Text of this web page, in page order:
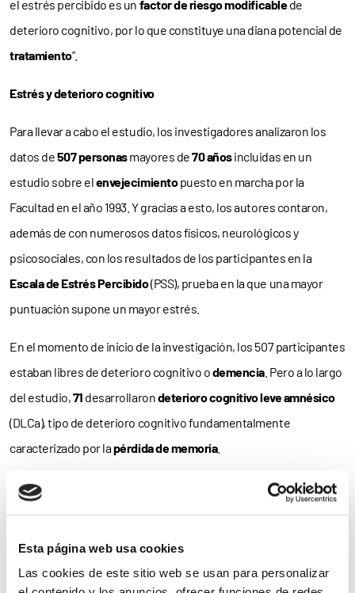
Esta página web usa cookies
Las cookies de este sitio web se usan para personalizar
el estrés percibido es un factor de riesgomodificablede
deterioro cognitivo, por lo que constituye una diana potencial de
tratamiento”.
Estrés y deterioro cognitivo
Para llevar a cabo el estudio, los investigadores analizaron los
datos de507 personasmayores de70 añosincluidas en un
estudio sobre elenvejecimientopuesto en marcha por la
Facultad en el año 1993. Y gracias a esto, los autores contaron,
además de con numerosos datos físicos, neurológicos y
psicosociales, con los resultados de los participantes en la
Escala de Estrés Percibido(PSS), prueba en la que una mayor
puntuación supone un mayor estrés.
En el momento de inicio de la investigación, los 507 participantes
estaban libres de deterioro cognitivo odemencia. Pero a lo largo
del estudio,71 desarrollarondeterioro cognitivo leve amnésico
(DLCa), tipo de deterioro cognitivo fundamentalmente
caracterizado por lapérdida de memoria.
Los resultados mostraron la
entre estrés y riesgo de
las personas que tienen un bajo nivel educativo o padecen